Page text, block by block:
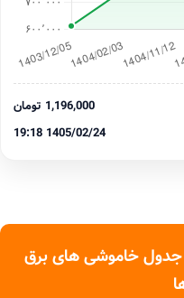
1,196,000 تومان
1405/02/24 19:18
جدول خاموشی های برق